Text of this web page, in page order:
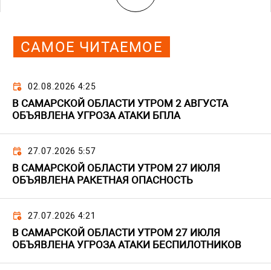
САМОЕ ЧИТАЕМОЕ
02.08.2026 4:25
В САМАРСКОЙ ОБЛАСТИ УТРОМ 2 АВГУСТА
ОБЪЯВЛЕНА УГРОЗА АТАКИ БПЛА
27.07.2026 5:57
В САМАРСКОЙ ОБЛАСТИ УТРОМ 27 ИЮЛЯ
ОБЪЯВЛЕНА РАКЕТНАЯ ОПАСНОСТЬ
27.07.2026 4:21
В САМАРСКОЙ ОБЛАСТИ УТРОМ 27 ИЮЛЯ
ОБЪЯВЛЕНА УГРОЗА АТАКИ БЕСПИЛОТНИКОВ